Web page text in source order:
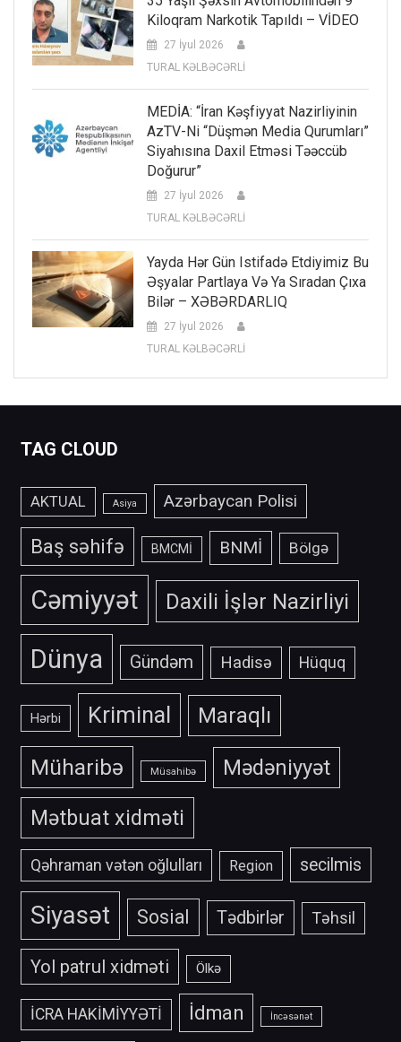
Kiloqram Narkotik Tapıldı – VİDEO
27 İyul 2026
TURAL KƏLBƏCƏRLİ
MEDİA: “İran Kəşfiyyat Nazirliyinin
AzTV-Ni “düşmən Media Qurumları”
Siyahısına Daxil Etməsi Təəccüb
Doğurur”
27 İyul 2026
TURAL KƏLBƏCƏRLİ
Yayda Hər Gün Istifadə Etdiyimiz Bu
Əşyalar Partlaya Və Ya Sıradan Çıxa
Bilər – XƏBƏRDARLIQ
27 İyul 2026
TURAL KƏLBƏCƏRLİ
TAG CLOUD
AKTUAL Asiya Azərbaycan Polisi
Baş səhifə BMCMİ BNMİ Bölgə
Cəmiyyət Daxili İşlər Nazirliyi
Dünya Gündəm Hadisə Hüquq
Hərbi Kriminal Maraqlı
Müharibə Müsahibə
Mədəniyyət
Mətbuat xidməti
Qəhraman vətən oğlulları Region secilmis
Siyasət Sosial Tədbirlər Təhsil
Yol patrul xidməti Ölkə
İCRA HAKİMİYYƏTİ İdman İncəsənət